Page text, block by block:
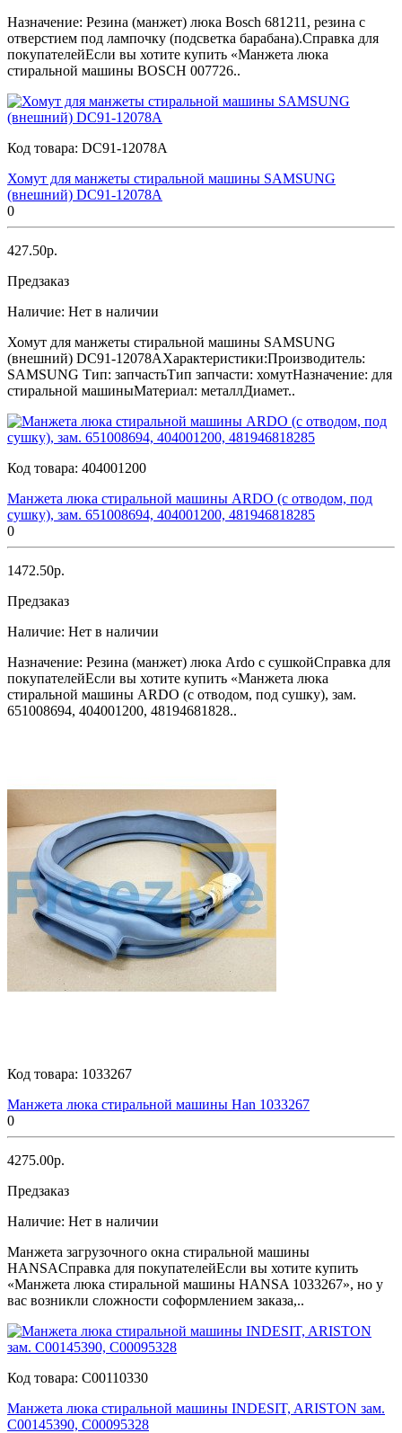
Назначение: Резина (манжет) люка Bosch 681211, резина с
отверстием под лампочку (подсветка барабана).Справка для
покупателейЕсли вы хотите купить «Манжета люка
стиральной машины BOSCH 007726..
Код товара: DC91-12078A
Хомут для манжеты стиральной машины SAMSUNG
(внешний) DC91-12078A
0
427.50р.
Предзаказ
Наличие: Нет в наличии
Хомут для манжеты стиральной машины SAMSUNG
(внешний) DC91-12078AХарактеристики:Производитель:
SAMSUNG Тип: запчастьТип запчасти: хомутНазначение: для
стиральной машиныМатериал: металлДиамет..
Код товара: 404001200
Манжета люка стиральной машины ARDO (с отводом, под
сушку), зам. 651008694, 404001200, 481946818285
0
1472.50р.
Предзаказ
Наличие: Нет в наличии
Назначение: Резина (манжет) люка Ardo с сушкойСправка для
покупателейЕсли вы хотите купить «Манжета люка
стиральной машины ARDO (с отводом, под сушку), зам.
651008694, 404001200, 48194681828..
Код товара: 1033267
Манжета люка стиральной машины Han 1033267
0
4275.00р.
Предзаказ
Наличие: Нет в наличии
Манжета загрузочного окна стиральной машины
HANSAСправка для покупателейЕсли вы хотите купить
«Манжета люка стиральной машины HANSA 1033267», но у
вас возникли сложности соформлением заказа,..
Код товара: C00110330
Манжета люка стиральной машины INDESIT, ARISTON зам.
C00145390, C00095328